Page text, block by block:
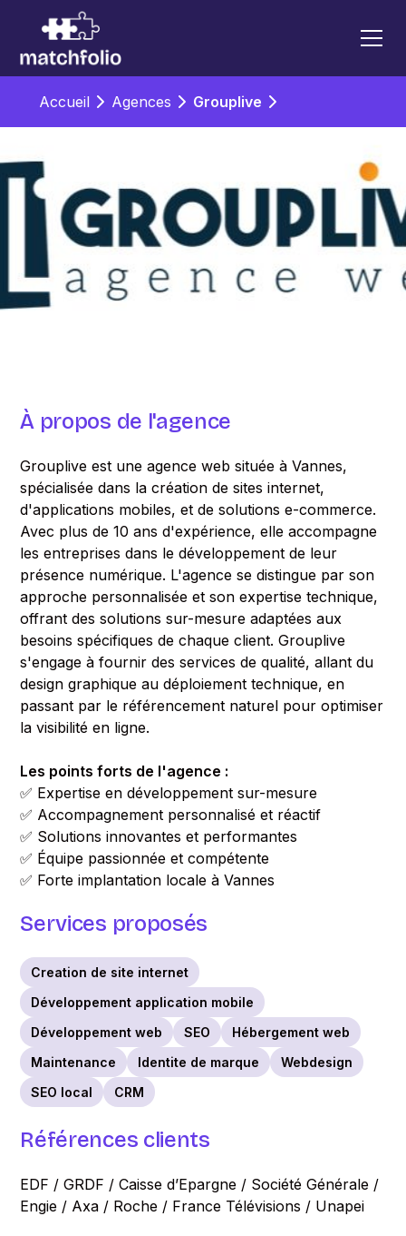
Accueil Agences Grouplive
À propos de l'agence
Grouplive est une agence web située à Vannes,
spécialisée dans la création de sites internet,
d'applications mobiles, et de solutions e-commerce.
Avec plus de 10 ans d'expérience, elle accompagne
les entreprises dans le développement de leur
présence numérique. L'agence se distingue par son
approche personnalisée et son expertise technique,
offrant des solutions sur-mesure adaptées aux
besoins spécifiques de chaque client. Grouplive
s'engage à fournir des services de qualité, allant du
design graphique au déploiement technique, en
passant par le référencement naturel pour optimiser
la visibilité en ligne.
Les points forts de l'agence :
✅ Expertise en développement sur-mesure
✅ Accompagnement personnalisé et réactif
✅ Solutions innovantes et performantes
✅ Équipe passionnée et compétente
✅ Forte implantation locale à Vannes
Services proposés
Creation de site internet
Développement application mobile
Développement web
SEO
Hébergement web
Maintenance
Identite de marque
Webdesign
SEO local
CRM
Références clients
EDF / GRDF / Caisse d’Epargne / Société Générale /
Engie / Axa / Roche / France Télévisions / Unapei